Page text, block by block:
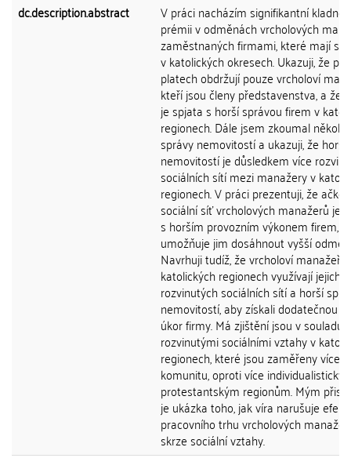
dc.description.abstract
V práci nacházím signifikantní kladnou
prémii v odměnách vrcholových
zaměstnaných firmami, které mají
v katolických okresech. Ukazuji, že
platech obdržují pouze vrcholoví
kteří jsou členy představenstva, a že
je spjata s horší správou firem v
regionech. Dále jsem zkoumal
správy nemovitostí a ukazuji, že horší
nemovitostí je důsledkem více
sociálních sítí mezi manažery v
regionech. V práci prezentuji, že
sociální síť vrcholových manažerů je
s horším provozním výkonem firem,
umožňuje jim dosáhnout vyšší
Navrhuji tudíž, že vrcholoví manažeři v
katolických regionech využívají jejich
rozvinutých sociálních sítí a horší
nemovitostí, aby získali dodatečnou
úkor firmy. Má zjištění jsou v souladu
rozvinutými sociálními vztahy v
regionech, které jsou zaměřeny více
komunitu, oproti více
protestantským regionům. Mým
je ukázka toho, jak víra narušuje
pracovního trhu vrcholových
skrze sociální vztahy.